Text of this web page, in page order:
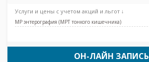
Услуги и цены с учетом акций и льгот ↓
МР энтерография (МРТ тонкого кишечника)
ОН-ЛАЙН ЗАПИСЬ